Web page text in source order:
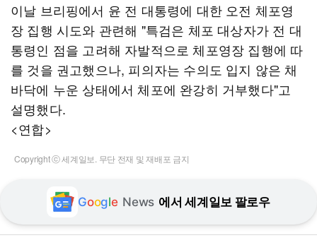
이날 브리핑에서 윤 전 대통령에 대한 오전 체포영
장 집행 시도와 관련해 "특검은 체포 대상자가 전 대
통령인 점을 고려해 자발적으로 체포영장 집행에 따
를 것을 권고했으나, 피의자는 수의도 입지 않은 채
바닥에 누운 상태에서 체포에 완강히 거부했다"고
설명했다.
<연합>
Copyright ⓒ 세계일보. 무단 전재 및 재배포 금지
Google News 에서 세계일보 팔로우